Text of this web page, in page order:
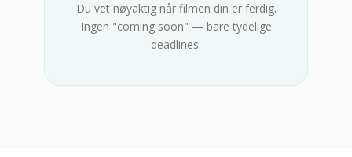
Du vet nøyaktig når filmen din er ferdig.
Ingen "coming soon" — bare tydelige
deadlines.